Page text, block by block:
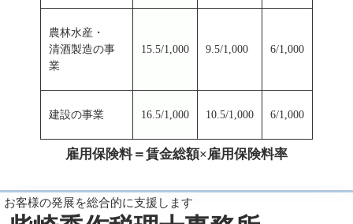
農林水産・
清酒製造の事
業
15.5/1,000 9.5/1,000 6/1,000
建設の事業 16.5/1,000 10.5/1,000 6/1,000
雇用保険料＝賃金総額×雇用保険料率
お客様の発展を総合的に支援します